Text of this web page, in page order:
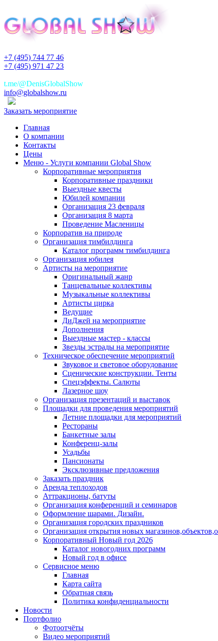
+7 (495) 744 77 46
+7 (495) 971 47 23
t.me/@DenisGlobalShow
info@globalshow.ru
Заказать мероприятие
Главная
О компании
Контакты
Цены
Меню - Услуги компании Global Show
Корпоративные мероприятия
Корпоративные праздники
Выездные квесты
Юбилей компании
Организация 23 февраля
Организация 8 марта
Проведение Масленицы
Корпоратив на природе
Организация тимбилдинга
Каталог программ тимбилдинга
Организация юбилея
Артисты на мероприятие
Оригинальный жанр
Танцевальные коллективы
Музыкальные коллективы
Артисты цирка
Ведущие
ДиДжей на мероприятие
Дополнения
Выездные мастер - классы
Звезды эстрады на мероприятие
Техническое обеспечение мероприятий
Звуковое и световое оборудование
Сценические конструкции. Тенты
Спецэффекты. Салюты
Лазерное шоу
Организация презентаций и выставок
Площадки для проведения мероприятий
Летние площадки для мероприятий
Рестораны
Банкетные залы
Конференц-залы
Усадьбы
Пансионаты
Эксклюзивные предложения
Заказать праздник
Аренда теплоходов
Аттракционы, батуты
Организация конференций и семинаров
Оформление шарами. Дизайн.
Организация городских праздников
Организация открытия новых
Корпоративный Новый год 2026
Каталог новогодних программ
Новый год в офисе
Сервисное меню
Главная
Карта сайта
Обратная связь
Политика конфиденциальности
Новости
Портфолио
Фотоотчёты
Видео мероприятий